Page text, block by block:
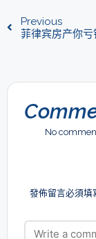
Previous
菲律宾房产你亏
No
發佈留言必須填